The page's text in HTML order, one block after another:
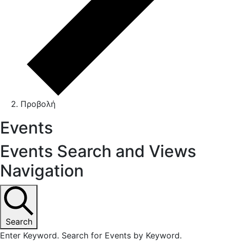
Προβολή
Events
Events Search and Views
Navigation
Search
Enter Keyword. Search for Events by Keyword.